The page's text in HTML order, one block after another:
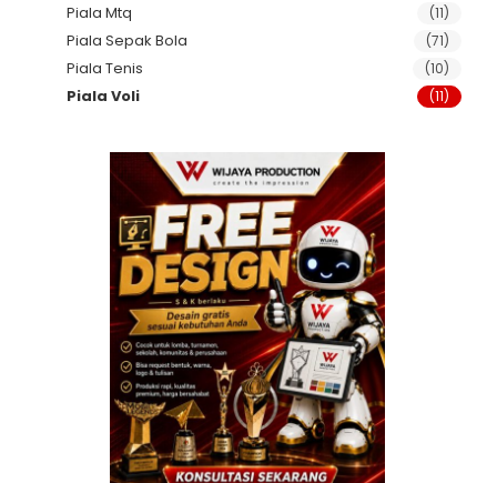
Piala Mtq (11)
Piala Sepak Bola (71)
Piala Tenis (10)
Piala Voli (11)